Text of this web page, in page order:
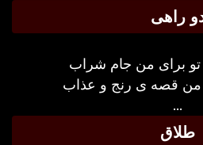
راهی
برای من جام شراب
قصه ی رنج و عذاب
طلاق